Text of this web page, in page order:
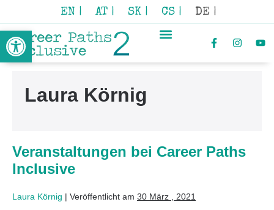
Werkzeugleiste öffnen
EN | AT | SK | CS | DE |
Laura Körnig
Veranstaltungen bei Career Paths
Inclusive
Laura Körnig | Veröffentlicht am 30 März , 2021